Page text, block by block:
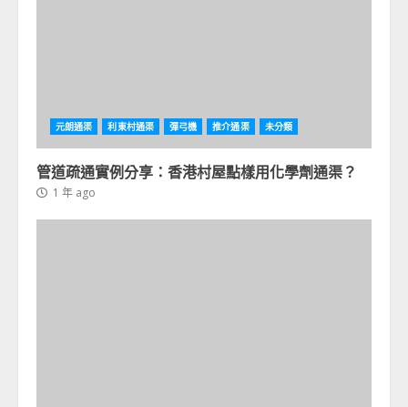
元朗通渠 利東村通渠 彈弓機 推介通渠 未分類
管道疏通實例分享：香港村屋點樣用化學劑通渠？
1 年 ago